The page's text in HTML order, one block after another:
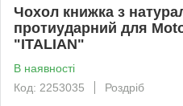
Чохол книжка з
протиударний для
"ITALIAN"
В наявності
Код: 2253035
Роздріб